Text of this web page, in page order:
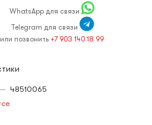
WhatsApp для связи
Telegram для связи
или позвонить +7 903 140 18 99
— 48510065